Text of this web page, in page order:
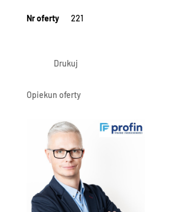
Nr oferty 221
Drukuj
Opiekun oferty